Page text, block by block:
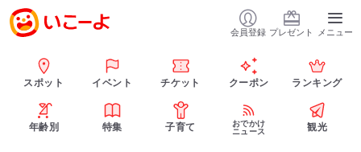
会員登録 プレゼント メニュー
スポット イベント チケット クーポン ランキング
年齢別 特集 子育て
おでかけ
ニュース
観光